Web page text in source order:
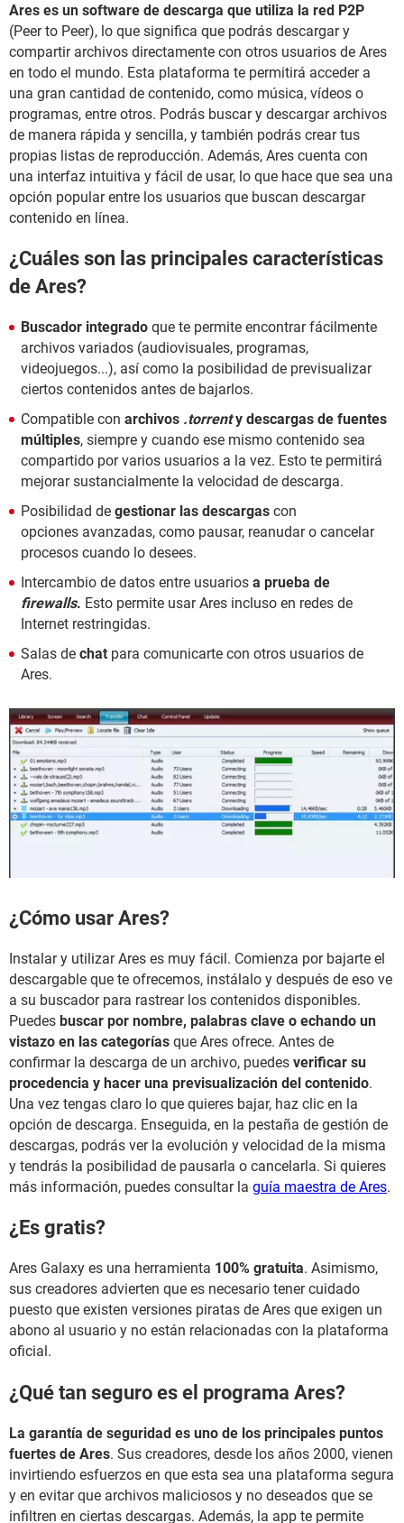
Ares es un software de descarga que utiliza la red P2P
(Peer to Peer), lo que significa que podrás descargar y
compartir archivos directamente con otros usuarios de Ares
en todo el mundo. Esta plataforma te permitirá acceder a
una gran cantidad de contenido, como música, vídeos o
programas, entre otros. Podrás buscar y descargar archivos
de manera rápida y sencilla, y también podrás crear tus
propias listas de reproducción. Además, Ares cuenta con
una interfaz intuitiva y fácil de usar, lo que hace que sea una
opción popular entre los usuarios que buscan descargar
contenido en línea.
¿Cuáles son las principales características
de Ares?
Buscador integrado que te permite encontrar fácilmente
archivos variados (audiovisuales, programas,
videojuegos...), así como la posibilidad de previsualizar
ciertos contenidos antes de bajarlos.
Compatible con archivos .torrenty descargas de fuentes
múltiples, siempre y cuando ese mismo contenido sea
compartido por varios usuarios a la vez. Esto te permitirá
mejorar sustancialmente la velocidad de descarga.
Posibilidad de gestionar las descargas con
opciones avanzadas, como pausar, reanudar o cancelar
procesos cuando lo desees.
Intercambio de datos entre usuarios a prueba de
firewalls. Esto permite usar Ares incluso en redes de
Internet restringidas.
Salas de chat para comunicarte con otros usuarios de
Ares.
¿Cómo usar Ares?
Instalar y utilizar Ares es muy fácil. Comienza por bajarte el
descargable que te ofrecemos, instálalo y después de eso ve
a su buscador para rastrear los contenidos disponibles.
Puedes buscar por nombre, palabras clave o echando un
vistazo en las categorías que Ares ofrece. Antes de
confirmar la descarga de un archivo, puedes verificar su
procedencia y hacer una previsualización del contenido.
Una vez tengas claro lo que quieres bajar, haz clic en la
opción de descarga. Enseguida, en la pestaña de gestión de
descargas, podrás ver la evolución y velocidad de la misma
y tendrás la posibilidad de pausarla o cancelarla. Si quieres
más información, puedes consultar la guía maestra de Ares.
¿Es gratis?
Ares Galaxy es una herramienta 100% gratuita. Asimismo,
sus creadores advierten que es necesario tener cuidado
puesto que existen versiones piratas de Ares que exigen un
abono al usuario y no están relacionadas con la plataforma
oficial.
¿Qué tan seguro es el programa Ares?
La garantía de seguridad es uno de los principales puntos
fuertes de Ares. Sus creadores, desde los años 2000, vienen
invirtiendo esfuerzos en que esta sea una plataforma segura
y en evitar que archivos maliciosos y no deseados que se
infiltren en ciertas descargas. Además, la app te permite